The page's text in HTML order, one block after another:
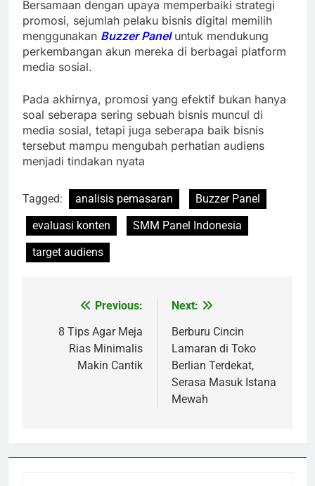
Bersamaan dengan upaya memperbaiki strategi
promosi, sejumlah pelaku bisnis digital memilih
menggunakan Buzzer Paneluntuk mendukung
perkembangan akun mereka di berbagai platform
media sosial.
Pada akhirnya, promosi yang efektif bukan hanya
soal seberapa sering sebuah bisnis muncul di
media sosial, tetapi juga seberapa baik bisnis
tersebut mampu mengubah perhatian audiens
menjadi tindakan nyata
Tagged: analisis pemasaran
Buzzer Panel
evaluasi konten
SMM Panel Indonesia
target audiens
Navigasi
pos
Previous:
8 Tips Agar Meja
Rias Minimalis
Makin Cantik
Next:
Berburu Cincin
Lamaran di Toko
Berlian Terdekat,
Serasa Masuk Istana
Mewah